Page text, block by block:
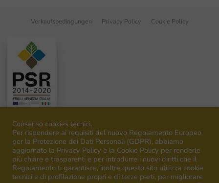
Verkaufsbedingungen Privacy Policy Cookie Policy
©2026Venica&Venica. All rights reserved. P.I. IT00492040316
Consenso cookies tecnici.
Per rispondere ai requisiti del nuovo Regolamento Europeo
per la Protezione dei Dati Personali (GDPR), abbiamo
aggiornato la Privacy Policy e la Cookie Policy per renderle
più chiare e trasparenti e per introdurre i nuovi diritti che il
Regolamento ti garantisce, inoltre questo sito utilizza cookie
tecnici e di profilazione propri e di terze parti, per migliorare